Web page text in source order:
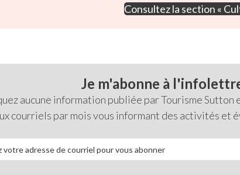
Consultez la section «
Je m'abonne à
aucune information publiée par Tourisme
courriels par mois vous informant des activités et